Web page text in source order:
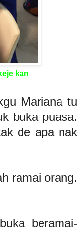
kan
Mariana tu
buka puasa.
de apa nak
ramai orang.
beramai-